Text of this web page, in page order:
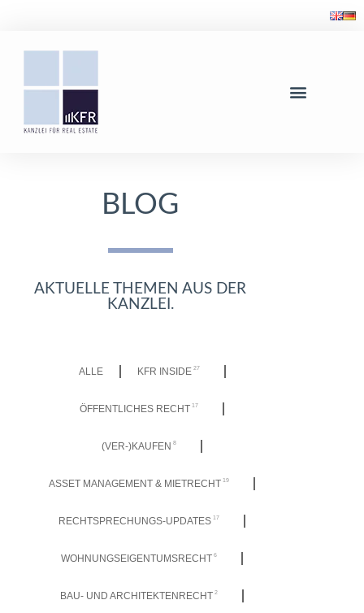
BLOG
AKTUELLE THEMEN AUS DER
KANZLEI.
ALLE KFR INSIDE 27
ÖFFENTLICHES RECHT 17
(VER-)KAUFEN 8
ASSET MANAGEMENT & MIETRECHT 19
RECHTSPRECHUNGS-UPDATES 17
WOHNUNGSEIGENTUMSRECHT 6
BAU- UND ARCHITEKTENRECHT 2